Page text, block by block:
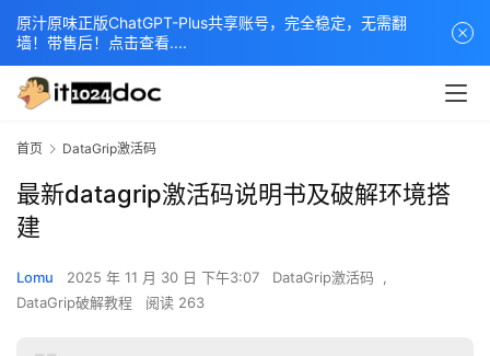
首页 DataGrip激活码
最新datagrip激活码说明书及破解环境搭
建
Lomu 2025 年 11 月 30 日 下午3:07 DataGrip激活码
,
DataGrip破解教程
阅读 263
原汁原味正版ChatGPT-Plus共享账号，完全稳定，无需翻
墙！带售后！点击查看....